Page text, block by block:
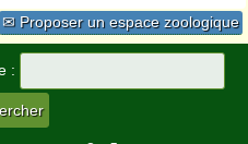
✉ Proposer un espace zoologique
: